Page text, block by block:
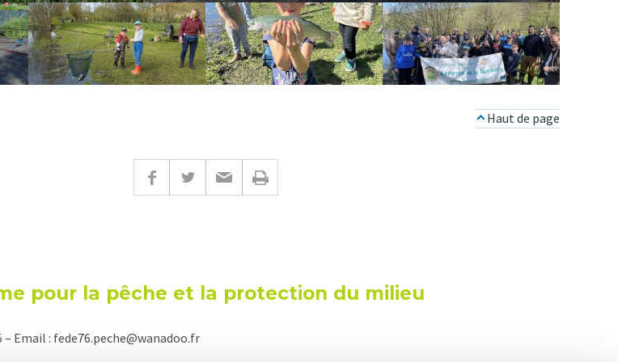
Haut de page
pour la pêche et la protection du milieu
– Email : fede76.peche@wanadoo.fr